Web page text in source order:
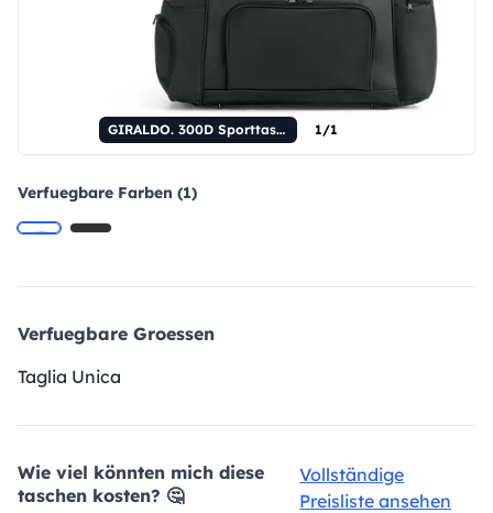
GIRALDO. 300D Sporttasche 1/1
Verfuegbare Farben (1)
Verfuegbare Groessen
Taglia Unica
Wie viel könnten mich diese
taschen kosten? 🤔
Vollständige
Preisliste ansehen